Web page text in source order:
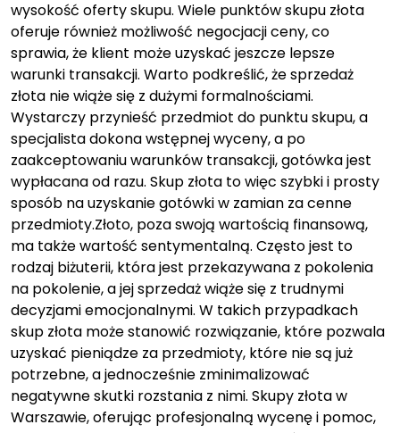
wysokość oferty skupu. Wiele punktów skupu złota
oferuje również możliwość negocjacji ceny, co
sprawia, że klient może uzyskać jeszcze lepsze
warunki transakcji. Warto podkreślić, że sprzedaż
złota nie wiąże się z dużymi formalnościami.
Wystarczy przynieść przedmiot do punktu skupu, a
specjalista dokona wstępnej wyceny, a po
zaakceptowaniu warunków transakcji, gotówka jest
wypłacana od razu. Skup złota to więc szybki i prosty
sposób na uzyskanie gotówki w zamian za cenne
przedmioty.Złoto, poza swoją wartością finansową,
ma także wartość sentymentalną. Często jest to
rodzaj biżuterii, która jest przekazywana z pokolenia
na pokolenie, a jej sprzedaż wiąże się z trudnymi
decyzjami emocjonalnymi. W takich przypadkach
skup złota może stanowić rozwiązanie, które pozwala
uzyskać pieniądze za przedmioty, które nie są już
potrzebne, a jednocześnie zminimalizować
negatywne skutki rozstania z nimi. Skupy złota w
Warszawie, oferując profesjonalną wycenę i pomoc,